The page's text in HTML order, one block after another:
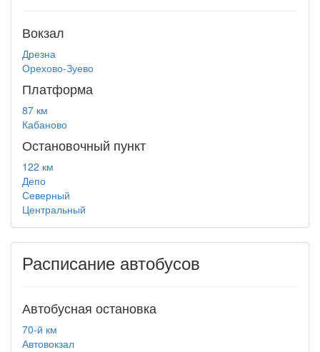
Вокзал
Дрезна
Орехово-Зуево
Платформа
87 км
Кабаново
Остановочный пункт
122 км
Депо
Северный
Центральный
Расписание автобусов
Автобусная остановка
70-й км
Автовокзал